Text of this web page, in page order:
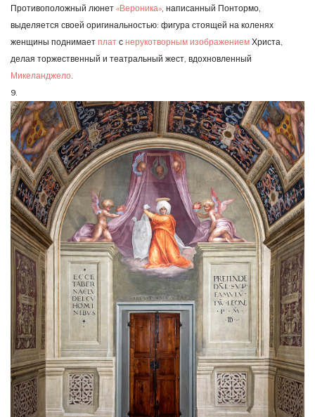
Противоположный люнет «Вероника», написанный Понтормо,
выделяется своей оригинальностью: фигура стоящей на коленях
женщины поднимает плат с нерукотворным изображением Христа,
делая торжественный и театральный жест, вдохновленный
Микеланджело.
9.